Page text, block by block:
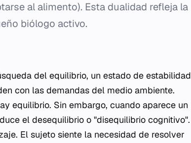
al alimento). Esta dualidad refleja la
biólogo activo.
del equilibrio, un estado de estabilidad
con las demandas del medio ambiente.
equilibrio. Sin embargo, cuando aparece un
el desequilibrio o "disequilibrio cognitivo".
El sujeto siente la necesidad de resolver